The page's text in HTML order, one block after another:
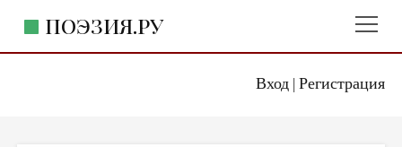
Вход| Регистрация
ПОЭЗИЯ.РУ